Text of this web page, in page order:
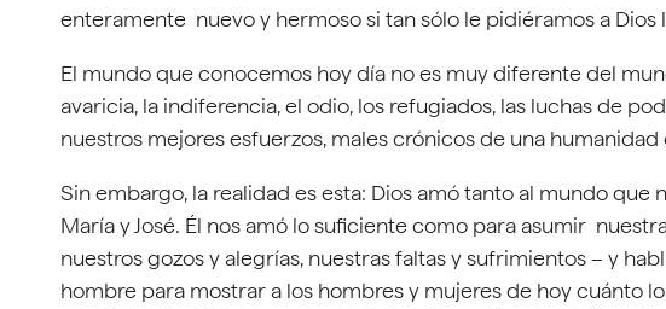
enteramente nuevo y hermoso si tan sólo le pidiéramos a Dios
El mundo que conocemos hoy día no es muy diferente del
avaricia, la indiferencia, el odio, los refugiados, las luchas de
nuestros mejores esfuerzos, males crónicos de una humanidad
Sin embargo, la realidad es esta: Dios amó tanto al mundo que
María y José. Él nos amó lo suficiente como para asumir
nuestros gozos y alegrías, nuestras faltas y sufrimientos – y
hombre para mostrar a los hombres y mujeres de hoy cuánto